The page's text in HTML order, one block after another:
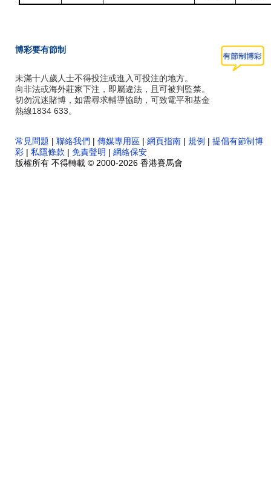
博彩要有節制
未滿十八歲人士不得投注或進入可投注的地方。
向非法或海外莊家下注，即屬違法，且可被判監禁。
切勿沉迷賭博，如需尋求輔導協助，可致電平和基金
熱線1834 633。
常見問題 | 聯絡我們 | 傳媒專用區 | 網頁指南 | 規例 | 提倡有節制博
彩 | 私隱條款 | 免責聲明 | 網絡保安
版權所有 不得轉載 © 2000-2026 香港賽馬會